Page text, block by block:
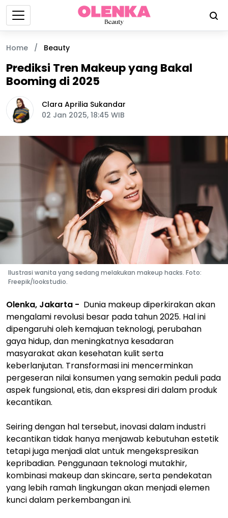
Home / Beauty
Prediksi Tren Makeup yang Bakal
Booming di 2025
Clara Aprilia Sukandar
02 Jan 2025, 18:45 WIB
Ilustrasi wanita yang sedang melakukan makeup hacks. Foto:
Freepik/lookstudio.
Olenka, Jakarta - Dunia makeup diperkirakan akan
mengalami revolusi besar pada tahun 2025. Hal ini
dipengaruhi oleh kemajuan teknologi, perubahan
gaya hidup, dan meningkatnya kesadaran
masyarakat akan kesehatan kulit serta
keberlanjutan. Transformasi ini mencerminkan
pergeseran nilai konsumen yang semakin peduli pada
aspek fungsional, etis, dan ekspresi diri dalam produk
kecantikan.
Seiring dengan hal tersebut, inovasi dalam industri
kecantikan tidak hanya menjawab kebutuhan estetik
tetapi juga menjadi alat untuk mengekspresikan
kepribadian. Penggunaan teknologi mutakhir,
kombinasi makeup dan skincare, serta pendekatan
yang lebih ramah lingkungan akan menjadi elemen
kunci dalam perkembangan ini.